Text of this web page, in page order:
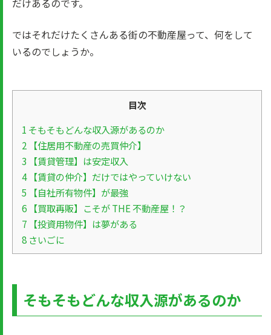
だけあるのです。
ではそれだけたくさんある街の不動産屋って、何をして
いるのでしょうか。
目次
1 そもそもどんな収入源があるのか
2 【住居用不動産の売買仲介】
3 【賃貸管理】は安定収入
4【賃貸の仲介】だけではやっていけない
5 【自社所有物件】が最強
6 【買取再販】こそが THE 不動産屋！？
7 【投資用物件】は夢がある
8 さいごに
そもそもどんな収入源があるのか